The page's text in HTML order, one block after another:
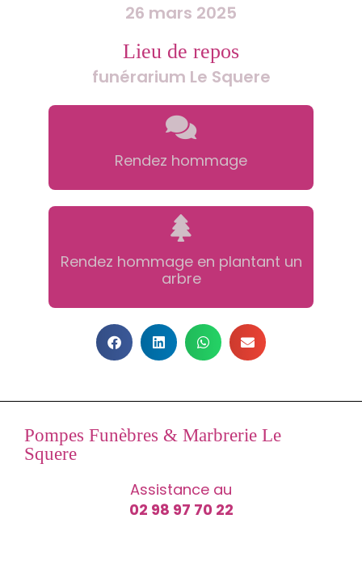
26 mars 2025
Lieu de repos
funérarium Le Squere
Rendez hommage
Rendez hommage en plantant un
arbre
Pompes Funèbres & Marbrerie Le
Squere
Assistance au
02 98 97 70 22